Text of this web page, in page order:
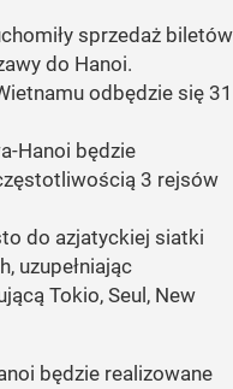
sprzedaż biletów
do Hanoi.
odbędzie się 31
Hanoi będzie
3 rejsów
do azjatyckiej siatki
uzupełniając
Tokio, Seul, New
będzie realizowane